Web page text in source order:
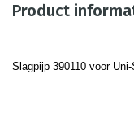
Product
Slagpijp 390110 voor